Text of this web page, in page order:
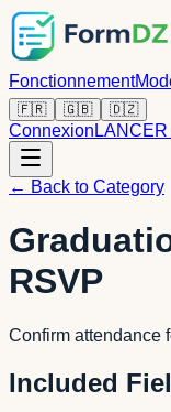
Fonctionnement
🇫🇷 🇬🇧 🇩🇿
Connexion
← Back to Category
RSVP
Confirm attendance
Included